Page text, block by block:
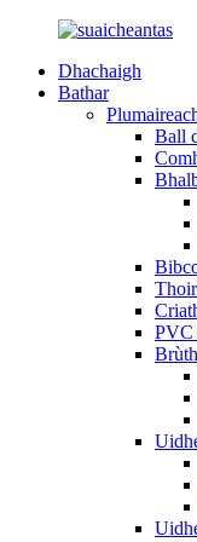
Dhachaigh
Bathar
Ball
PVC